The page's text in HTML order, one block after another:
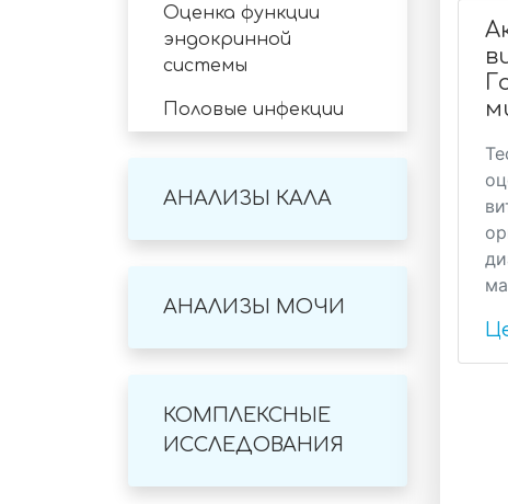
Оценка функции
эндокринной
системы
Половые инфекции
АНАЛИЗЫ КАЛА
АНАЛИЗЫ МОЧИ
КОМПЛЕКСНЫЕ
ИССЛЕДОВАНИЯ